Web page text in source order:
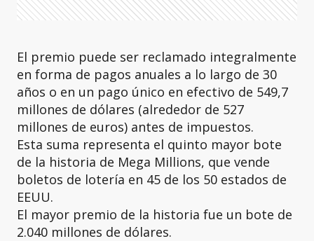
El premio puede ser reclamado integralmente
en forma de pagos anuales a lo largo de 30
años o en un pago único en efectivo de 549,7
millones de dólares (alrededor de 527
millones de euros) antes de impuestos.
Esta suma representa el quinto mayor bote
de la historia de Mega Millions, que vende
boletos de lotería en 45 de los 50 estados de
EEUU.
El mayor premio de la historia fue un bote de
2.040 millones de dólares.